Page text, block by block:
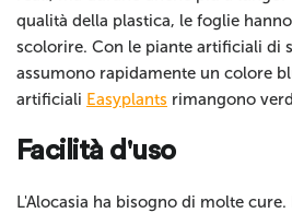
qualità della plastica, le foglie
scolorire. Con le piante artificiali di
assumono rapidamente un colore
artificiali Easyplants rimangono
Facilità d'uso
L'Alocasia ha bisogno di molte